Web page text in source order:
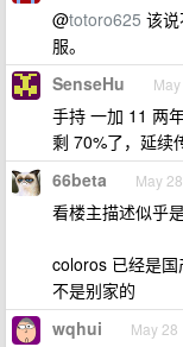
@totoro625 该
服。
SenseHu
手持 一加 11 两
剩 70%了，延续
66beta May 28
看楼主描述似乎
coloros 已经是
不是别家的
wqhui May 28